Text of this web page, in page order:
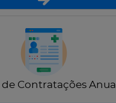
de Contratações Anual